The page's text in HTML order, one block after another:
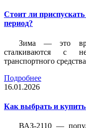
Стоит ли
период?
Зима — это
сталкиваются с
транспортного
Подробнее
16.01.2026
Как выбрать и
ВАЗ-2110 —